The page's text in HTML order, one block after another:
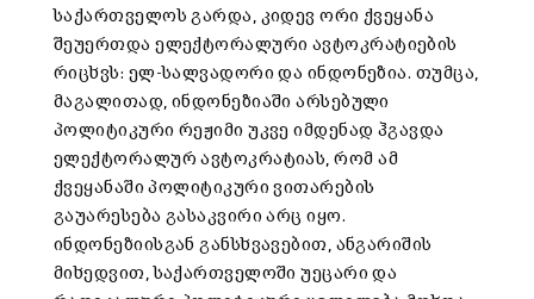
საქართველოს გარდა, კიდევ ორი ქვეყანა
შეუერთდა ელექტორალური ავტოკრატიების
რიცხვს: ელ-სალვადორი და ინდონეზია. თუმცა,
მაგალითად, ინდონეზიაში არსებული
პოლიტიკური რეჟიმი უკვე იმდენად ჰგავდა
ელექტორალურ ავტოკრატიას, რომ ამ
ქვეყანაში პოლიტიკური ვითარების
გაუარესება გასაკვირი არც იყო.
ინდონეზიისგან განსხვავებით, ანგარიშის
მიხედვით, საქართველოში უეცარი და